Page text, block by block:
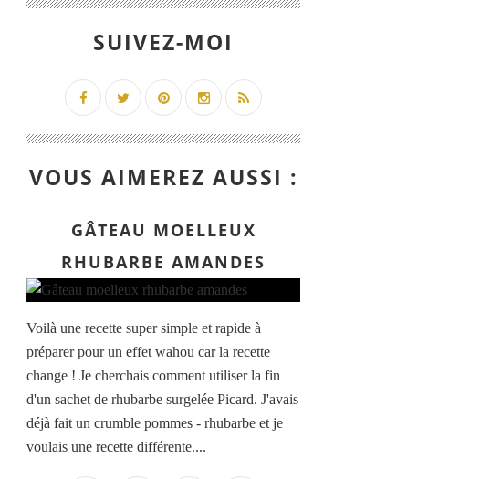
SUIVEZ-MOI
VOUS AIMEREZ AUSSI :
GÂTEAU MOELLEUX
RHUBARBE AMANDES
Voilà une recette super simple et rapide à
préparer pour un effet wahou car la recette
change ! Je cherchais comment utiliser la fin
d'un sachet de rhubarbe surgelée Picard. J'avais
déjà fait un crumble pommes - rhubarbe et je
voulais une recette différente....